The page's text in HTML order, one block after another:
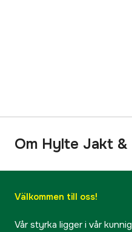
Om Hylte Jakt &
Välkommen till oss!
Vår styrka ligger i vår